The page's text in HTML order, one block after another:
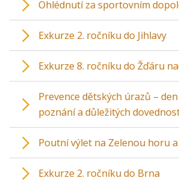
Ohlédnutí za sportovním
Exkurze 2. ročníku do Jihlavy
Exkurze 8. ročníku do Žďáru
Prevence dětských úrazů –
poznání a důležitých
Poutní výlet na Zelenou horu
Exkurze 2. ročníku do Brna